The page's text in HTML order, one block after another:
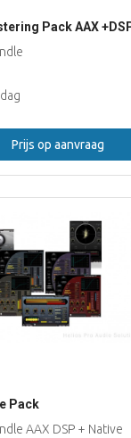
Pack AAX
Prijs op aanvraag
Pack
AAX DSP + Native